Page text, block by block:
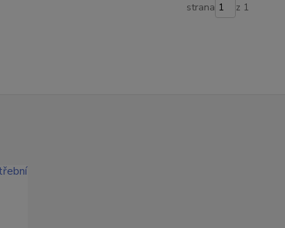
strana z 1